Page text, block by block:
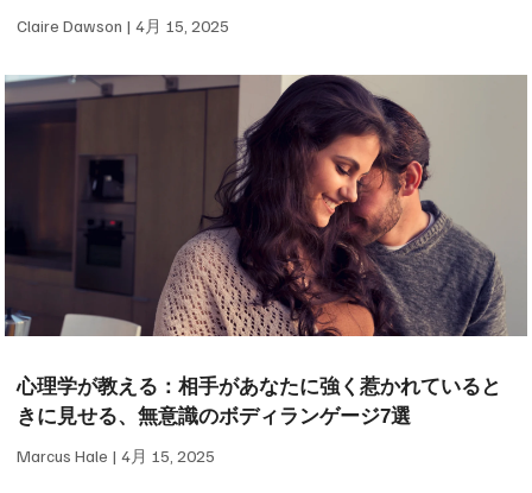
Claire Dawson 4月 15, 2025
心理学が教える：相手があなたに強く惹かれていると
きに見せる、無意識のボディランゲージ7選
Marcus Hale 4月 15, 2025